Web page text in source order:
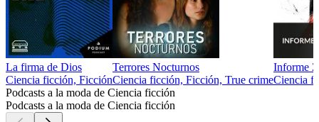
La firma de Dios
Ciencia ficción, Ficción
Terrores Nocturnos
Ciencia ficción, Ficción, True crime
Informe Z
Ciencia
Podcasts a la moda de Ciencia ficción
Podcasts a la moda de Ciencia ficción